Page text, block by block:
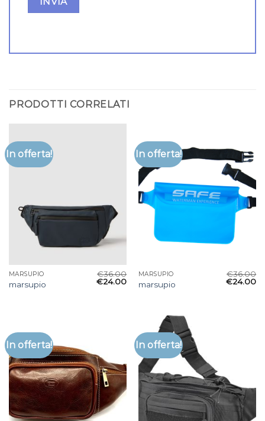
PRODOTTI CORRELATI
In offerta!
MARSUPIO
marsupio
€36.00
€24.00
In offerta!
MARSUPIO
marsupio
€36.00
€24.00
In offerta! In offerta!